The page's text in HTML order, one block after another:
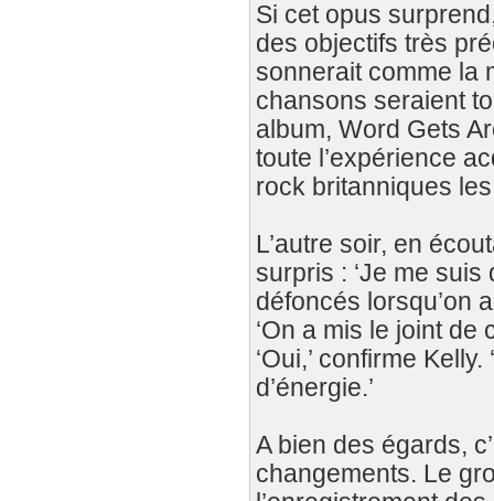
Si cet opus
des objectifs très
sonnerait comme la
chansons seraient
album, Word Gets
toute l’expérience
rock britanniques
L’autre soir, en
surpris : ‘Je me suis
défoncés lorsqu’on
‘On a mis le joint de
‘Oui,’ confirme
d’énergie.’
A bien des égards,
changements. Le